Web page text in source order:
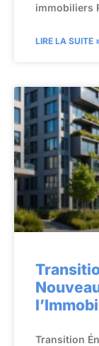
immobiliers
LIRE LA SUITE
Transition